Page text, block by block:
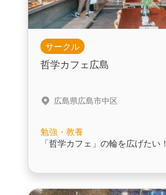
サークル
哲学カフェ広島
広島県広島市中区
勉強・教養
「哲学カフェ」の輪を広げたい！